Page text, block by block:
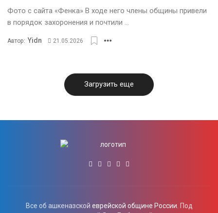
Фото с сaйтa «Фенкa» В ходе него члены общины привели
в порядок захоронения и почтили ...
Автор: Yidn 21.05.2026
Загрузить еще
Все об ашкеназской еврейской общине России. Под